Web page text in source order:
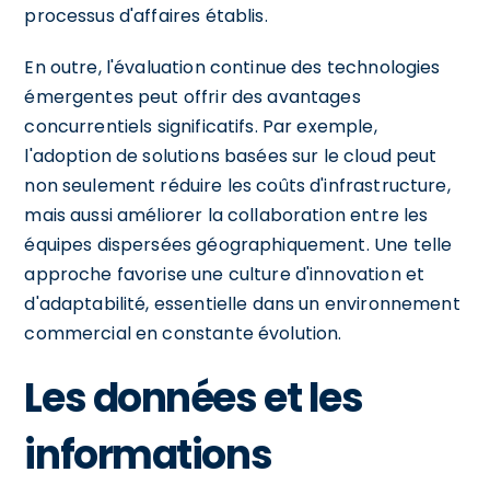
processus d'affaires établis.
En outre, l'évaluation continue des technologies
émergentes peut offrir des avantages
concurrentiels significatifs. Par exemple,
l'adoption de solutions basées sur le cloud peut
non seulement réduire les coûts d'infrastructure,
mais aussi améliorer la collaboration entre les
équipes dispersées géographiquement. Une telle
approche favorise une culture d'innovation et
d'adaptabilité, essentielle dans un environnement
commercial en constante évolution.
Les données et les
informations